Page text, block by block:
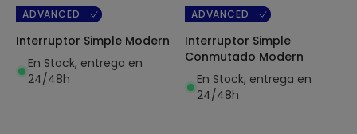
ADVANCED
Interruptor Simple Modern
En Stock, entrega en
24/48h
ADVANCED
Interruptor Simple
Conmutado Modern
En Stock, entrega en
24/48h